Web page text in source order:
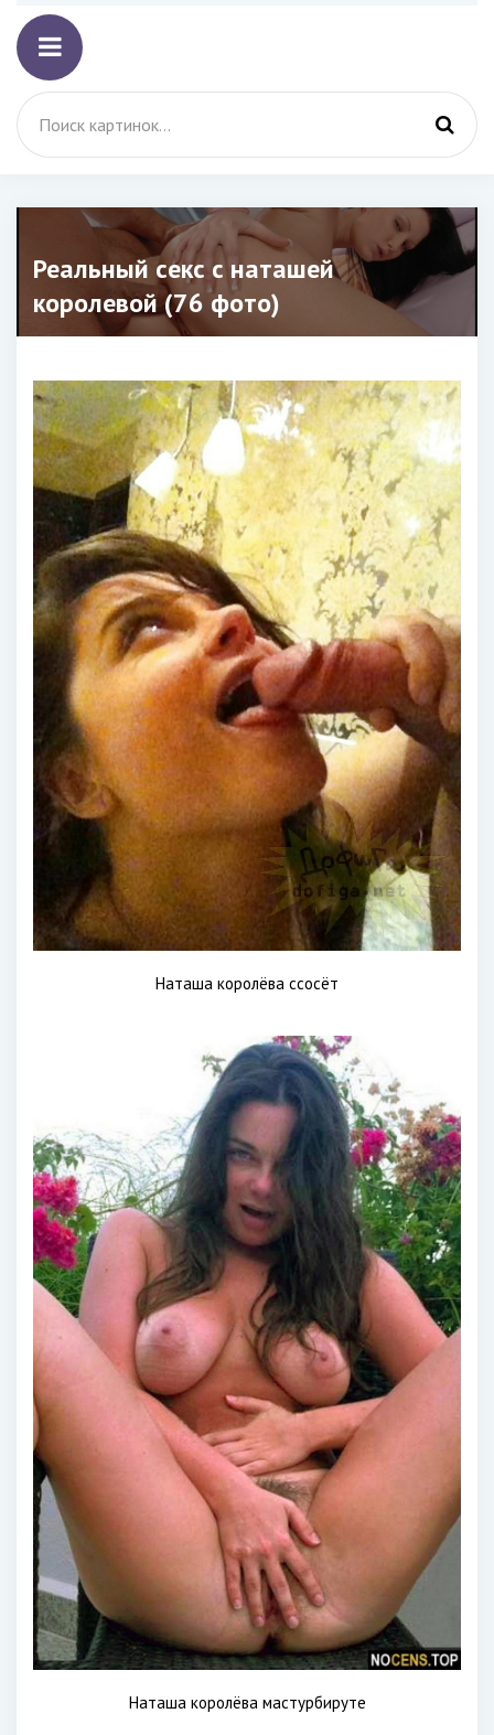
Реальный секс с наташей
королевой (76 фото)
Наташа королёва ссосёт
Наташа королёва мастурбируте